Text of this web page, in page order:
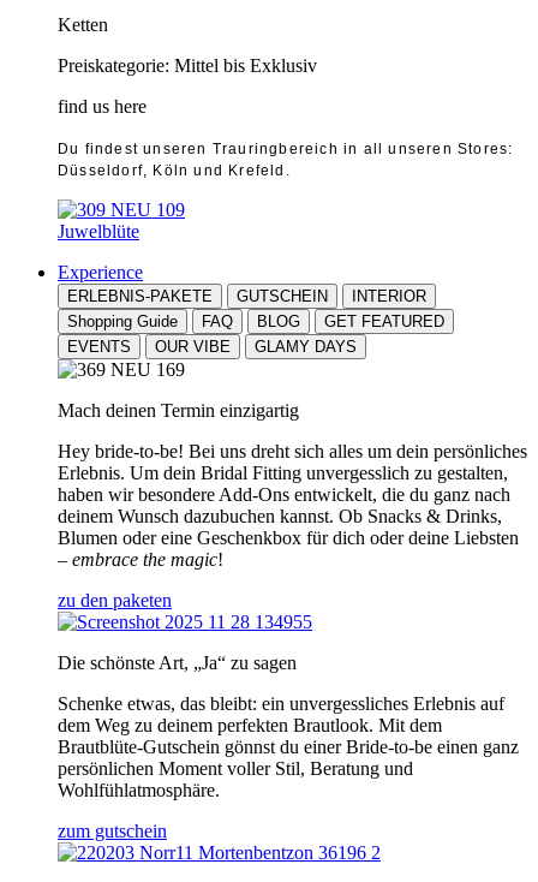
Ketten
Preiskategorie: Mittel bis Exklusiv
find us here
Du findest unseren Trauringbereich in all unseren Stores:
Düsseldorf, Köln und Krefeld.
Juwelblüte
Experience
ERLEBNIS-PAKETE GUTSCHEIN
INTERIOR
Shopping Guide
FAQ BLOG
GET FEATURED
EVENTS
OUR VIBE GLAMY DAYS
Mach deinen Termin einzigartig
Hey bride-to-be! Bei uns dreht sich alles um dein persönliches
Erlebnis. Um dein Bridal Fitting unvergesslich zu gestalten,
haben wir besondere Add-Ons entwickelt, die du ganz nach
deinem Wunsch dazubuchen kannst. Ob Snacks & Drinks,
Blumen oder eine Geschenkbox für dich oder deine Liebsten
– embrace the magic!
zu den paketen
Die schönste Art, „Ja“ zu sagen
Schenke etwas, das bleibt: ein unvergessliches Erlebnis auf
dem Weg zu deinem perfekten Brautlook. Mit dem
Brautblüte-Gutschein gönnst du einer Bride-to-be einen ganz
persönlichen Moment voller Stil, Beratung und
Wohlfühlatmosphäre.
zum gutschein